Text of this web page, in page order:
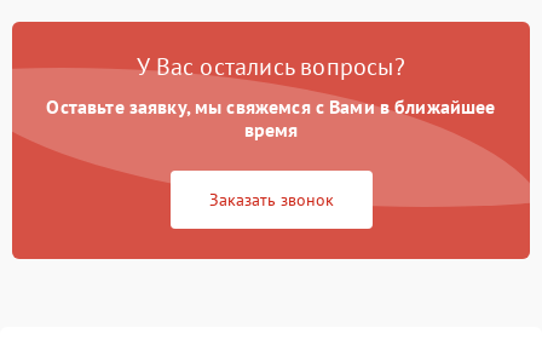
У Вас остались вопросы?
Оставьте заявку, мы свяжемся с Вами в ближайшее
время
Заказать звонок